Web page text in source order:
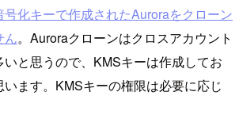
号化キーで作成されたAuroraをクローン
ん。Auroraクローンはクロスアカウント
と思うので、KMSキーは作成してお
ます。KMSキーの権限は必要に応じ